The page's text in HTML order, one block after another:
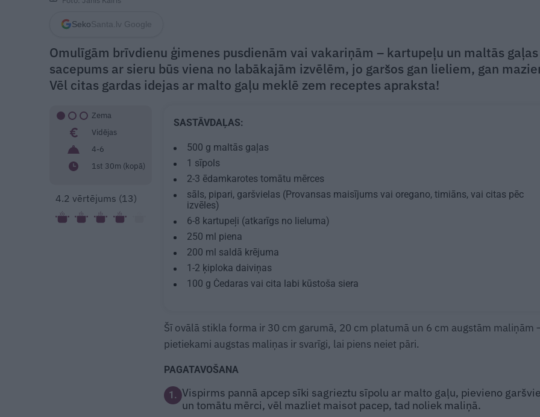
Seko Santa.lv Google
Omulīgām brīvdienu ģimenes pusdienām vai vakariņām – kartupeļu un maltās gaļas
sacepums ar sieru būs viena no labākajām izvēlēm, jo garšos gan lieliem, gan
Vēl citas gardas idejas ar malto gaļu meklē zem receptes apraksta!
Zema
Vidējas
4-6
1st 30m (kopā)
4.2 vērtējums (13)
SASTĀVDAĻAS:
500 g maltās gaļas
1 sīpols
2-3 ēdamkarotes tomātu mērces
sāls, pipari, garšvielas (Provansas maisījums vai oregano, timiāns, vai citas pēc
izvēles)
6-8 kartupeļi (atkarīgs no lieluma)
250 ml piena
200 ml saldā krējuma
1-2 ķiploka daiviņas
100 g Čedaras vai cita labi kūstoša siera
Šī ovālā stikla forma ir 30 cm garumā, 20 cm platumā un 6 cm augstām maliņām
pietiekami augstas maliņas ir svarīgi, lai piens neiet pāri.
PAGATAVOŠANA
1. Vispirms pannā apcep sīki sagrieztu sīpolu ar malto gaļu, pievieno
un tomātu mērci, vēl mazliet maisot pacep, tad noliek maliņā.